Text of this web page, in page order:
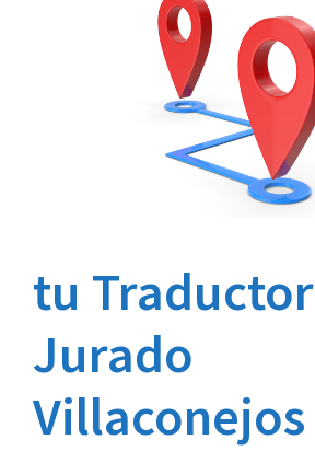
tu Traductor
Jurado
Villaconejos